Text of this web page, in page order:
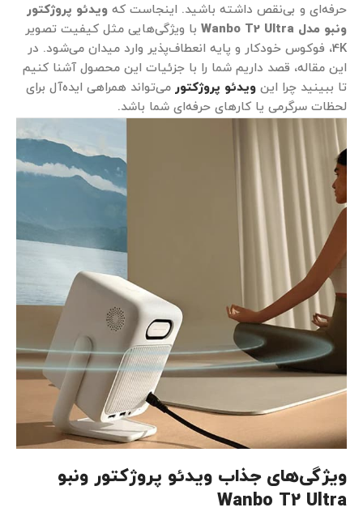
حرفه‌ای و بی‌نقص داشته باشید. اینجاست که ویدئو پروژکتور
ونبو مدل Wanbo T2 Ultra
با ویژگی‌هایی مثل کیفیت تصویر
4K، فوکوس خودکار و پایه انعطاف‌پذیر وارد میدان می‌شود. در
این مقاله، قصد داریم شما را با جزئیات این محصول آشنا کنیم
تا ببینید چرا این ویدئو پروژکتور می‌تواند همراهی ایده‌آل برای
لحظات سرگرمی یا کارهای حرفه‌ای شما باشد.
ویژگی‌های جذاب ویدئو پروژکتور ونبو
Wanbo T2 Ultra